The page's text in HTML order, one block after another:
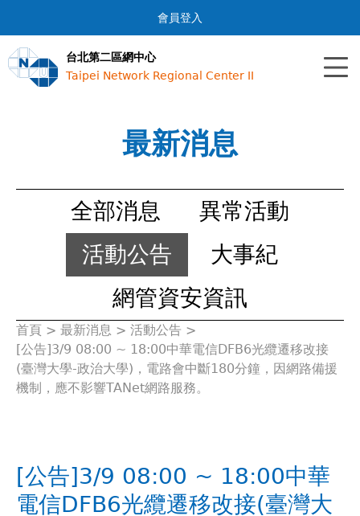
Jump to navigation
會員登入
台北第二區網中心
Taipei Network Regional Center II
最新消息
全部消息
異常活動
活動公告
大事紀
網管資安資訊
您
在
首頁 > 最新消息 > 活動公告 >
[公告]3/9 08:00 ~ 18:00中華電信DFB6光纜遷移改接
(臺灣大學-政治大學)，電路會中斷180分鐘，因網路備援
機制，應不影響TANet網路服務。
[公告]3/9 08:00 ~ 18:00中華
電信DFB6光纜遷移改接(臺灣大